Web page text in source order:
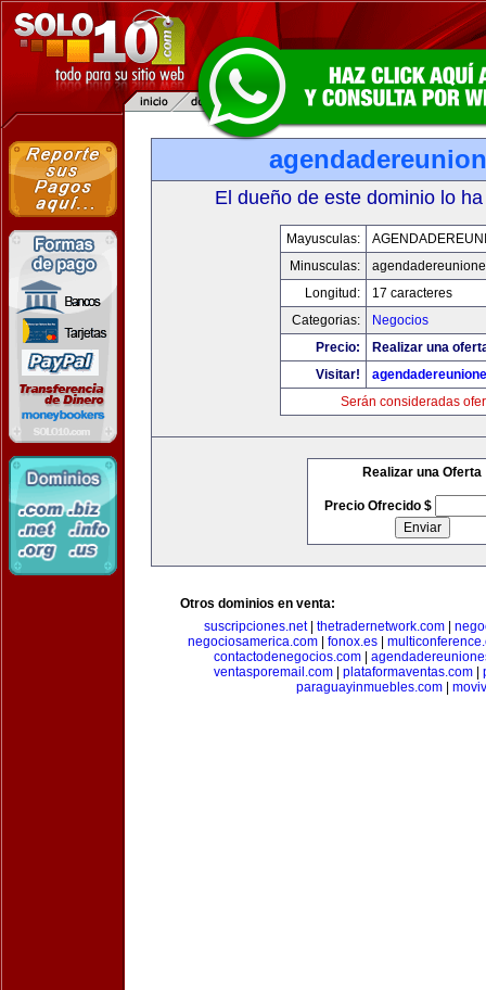
El dueño de este dominio lo
Mayusculas:
Minusculas:
Longitud:
17 caracteres
Categorias:
Negocios
Precio:
Realizar una
Visitar!
Serán consideradas
Realizar una Oferta
Precio Ofrecido $
Otros dominios en venta:
suscripciones.net| thetradernetwork.com|
negociosamerica.com| fonox.es|
contactodenegocios.com|
ventasporemail.com| plataformaventas.com|
paraguayinmuebles.com